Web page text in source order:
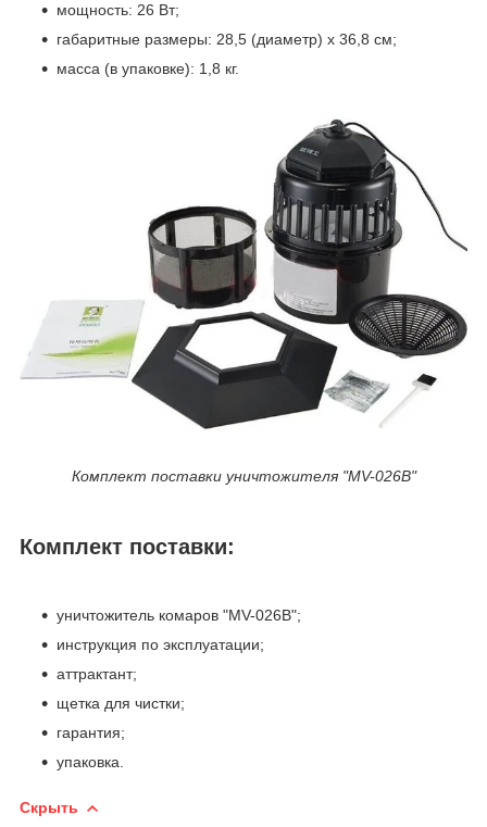
мощность: 26 Вт;
габаритные размеры: 28,5 (диаметр) х 36,8 см;
масса (в упаковке): 1,8 кг.
Комплект поставки уничтожителя "MV-026B"
Комплект поставки:
уничтожитель комаров "MV-026B";
инструкция по эксплуатации;
аттрактант;
щетка для чистки;
гарантия;
упаковка.
Скрыть